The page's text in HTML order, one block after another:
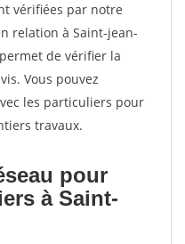
vérifiées par notre
relation à Saint-jean-
de vérifier la
Vous pouvez
les particuliers pour
travaux.
pour
à Saint-